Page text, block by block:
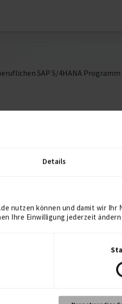
Details
nutzen können und damit wir
Ihre Einwilligung jederzeit
SAP S/4HANA
sich direkt auf dieses Projekt